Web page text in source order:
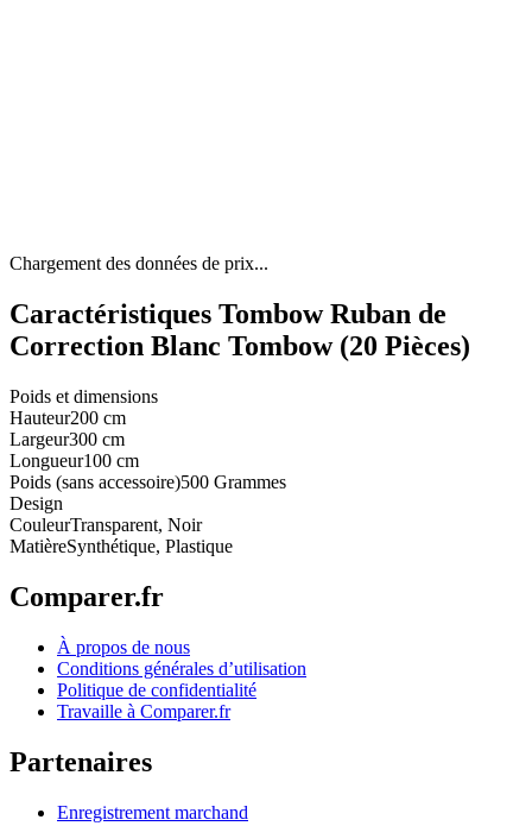
Chargement des données de prix...
Caractéristiques Tombow Ruban de
Correction Blanc Tombow (20 Pièces)
Poids et dimensions
Hauteur200 cm
Largeur300 cm
Longueur100 cm
Poids (sans accessoire)500 Grammes
Design
CouleurTransparent, Noir
MatièreSynthétique, Plastique
Comparer.fr
À propos de nous
Conditions générales d’utilisation
Politique de confidentialité
Travaille à Comparer.fr
Partenaires
Enregistrement marchand